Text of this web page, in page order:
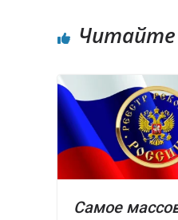
Читайте
Самое